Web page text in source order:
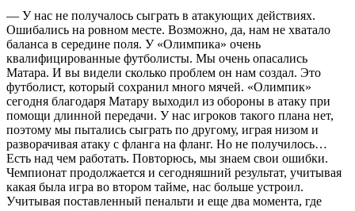
— У нас не получалось сыграть в атакующих действиях.
Ошибались на ровном месте. Возможно, да, нам не хватало
баланса в середине поля. У «Олимпика» очень
квалифицированные футболисты. Мы очень опасались
Матара. И вы видели сколько проблем он нам создал. Это
футболист, который сохранил много мячей. «Олимпик»
сегодня благодаря Матару выходил из обороны в атаку при
помощи длинной передачи. У нас игроков такого плана нет,
поэтому мы пытались сыграть по другому, играя низом и
разворачивая атаку с фланга на фланг. Но не получилось…
Есть над чем работать. Повторюсь, мы знаем свои ошибки.
Чемпионат продолжается и сегодняшний результат, учитывая
какая была игра во втором тайме, нас больше устроил.
Учитывая поставленный пенальти и еще два момента, где